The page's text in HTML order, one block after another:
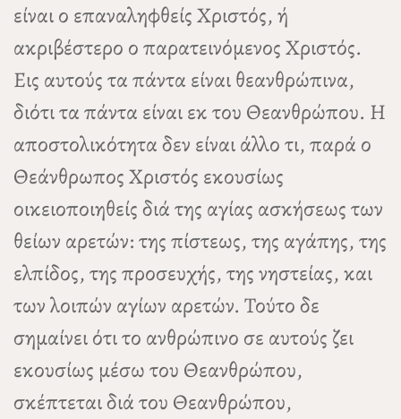
είναι ο επαναληφθείς Χριστός, ή
ακριβέστερο ο παρατεινόμενος Χριστός.
Εις αυτούς τα πάντα είναι θεανθρώπινα,
διότι τα πάντα είναι εκ του Θεανθρώπου. Η
αποστολικότητα δεν είναι άλλο τι, παρά ο
Θεάνθρωπος Χριστός εκουσίως
οικειοποιηθείς διά της αγίας ασκήσεως των
θείων αρετών: της πίστεως, της αγάπης, της
ελπίδος, της προσευχής, της νηστείας, και
των λοιπών αγίων αρετών. Τούτο δε
σημαίνει ότι το ανθρώπινο σε αυτούς ζει
εκουσίως μέσω του Θεανθρώπου,
σκέπτεται διά του Θεανθρώπου,